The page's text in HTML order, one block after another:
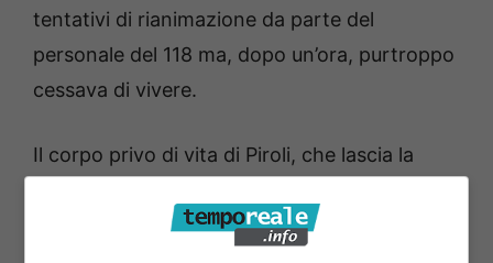
tentativi di rianimazione da parte del
personale del 118 ma, dopo un’ora, purtroppo
cessava di vivere.
Il corpo privo di vita di Piroli, che lascia la
lui, veniva prima trasferito nell’obitorio del